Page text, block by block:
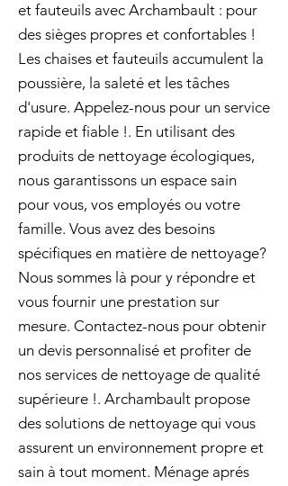
et fauteuils avec Archambault : pour
des sièges propres et confortables !
Les chaises et fauteuils accumulent la
poussière, la saleté et les tâches
d'usure. Appelez-nous pour un service
rapide et fiable !. En utilisant des
produits de nettoyage écologiques,
nous garantissons un espace sain
pour vous, vos employés ou votre
famille. Vous avez des besoins
spécifiques en matière de nettoyage?
Nous sommes là pour y répondre et
vous fournir une prestation sur
mesure. Contactez-nous pour obtenir
un devis personnalisé et profiter de
nos services de nettoyage de qualité
supérieure !. Archambault propose
des solutions de nettoyage qui vous
assurent un environnement propre et
sain à tout moment. Ménage aprés